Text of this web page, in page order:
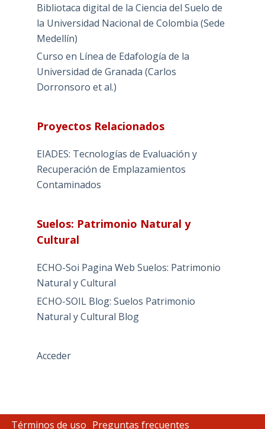
Bibliotaca digital de la Ciencia del Suelo de
la Universidad Nacional de Colombia (Sede
Medellín)
Curso en Línea de Edafología de la
Universidad de Granada (Carlos
Dorronsoro et al.)
Proyectos Relacionados
EIADES: Tecnologías de Evaluación y
Recuperación de Emplazamientos
Contaminados
Suelos: Patrimonio Natural y
Cultural
ECHO-Soi Pagina Web Suelos: Patrimonio
Natural y Cultural
ECHO-SOIL Blog: Suelos Patrimonio
Natural y Cultural Blog
Acceder
Términos de uso Preguntas frecuentes